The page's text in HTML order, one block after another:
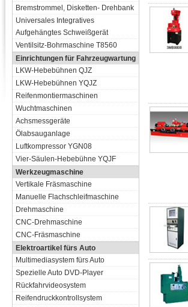
Bremstrommel, Disketten- Drehbank
Universales Integratives
Aufgehängtes Schweißgerät
Ventilsitz-Bohrmaschine T8560
Einrichtungen für Fahrzeugwartung
LKW-Hebebühnen QJZ
LKW-Hebebühnen YQJZ
Reifenmontiermaschinen
Wuchtmaschinen
Achsmessgeräte
Ölabsauganlage
Luftkompressor YGN08
Vier-Säulen-Hebebühne YQJF
Werkzeugmaschine
Vertikale Fräsmaschine
Manuelle Flachschleifmaschine
Drehmaschine
CNC-Drehmaschine
CNC-Fräsmaschine
Elektroartikel fürs Auto
Multimediasystem fürs Auto
Spezielle Auto DVD-Player
Rückfahrvideosystem
Reifendruckkontrollsystem